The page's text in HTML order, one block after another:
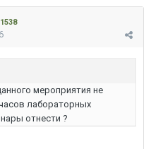
1538
мероприятия не
лабораторных
отнести ?